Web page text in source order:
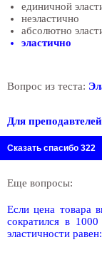
единичной
неэластично
абсолютно
эластично
Вопрос из теста:
Для
Сказать спасибо 322
Еще вопросы:
Если цена товара
сократился в
эластичности равен: